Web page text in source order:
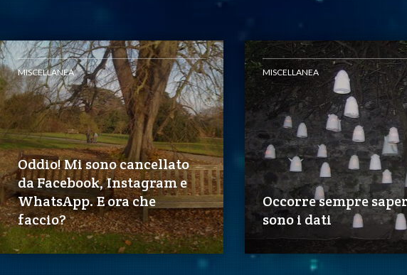
MISCELLANEA
Oddio! Mi sono cancellato
da Facebook, Instagram e
WhatsApp. E ora che
faccio?
MISCELLANEA
Occorre sempre
sono i dati